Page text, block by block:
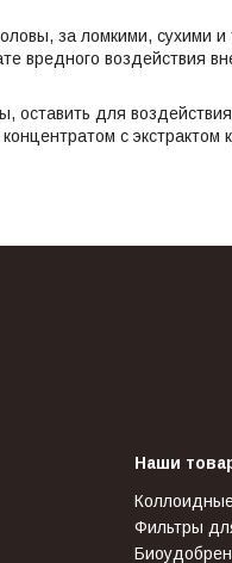
за ломкими, сухими и
вредного воздействия
оставить для
с экстрактом
Наши
Фильтры